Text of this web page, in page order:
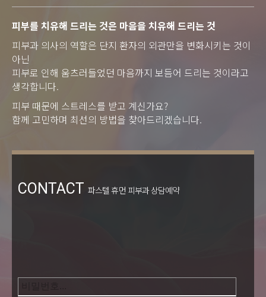
피부를 치유해 드리는 것은 마음을 치유해 드리는 것
피부과 의사의 역할은 단지 환자의 외관만을 변화시키는 것이
아닌
피부로 인해 움츠러들었던 마음까지 보듬어 드리는 것이라고
생각합니다.
피부 때문에 스트레스를 받고 계신가요?
함께 고민하며 최선의 방법을 찾아드리겠습니다.
CONTACT 파스텔 휴먼 피부과 상담예약